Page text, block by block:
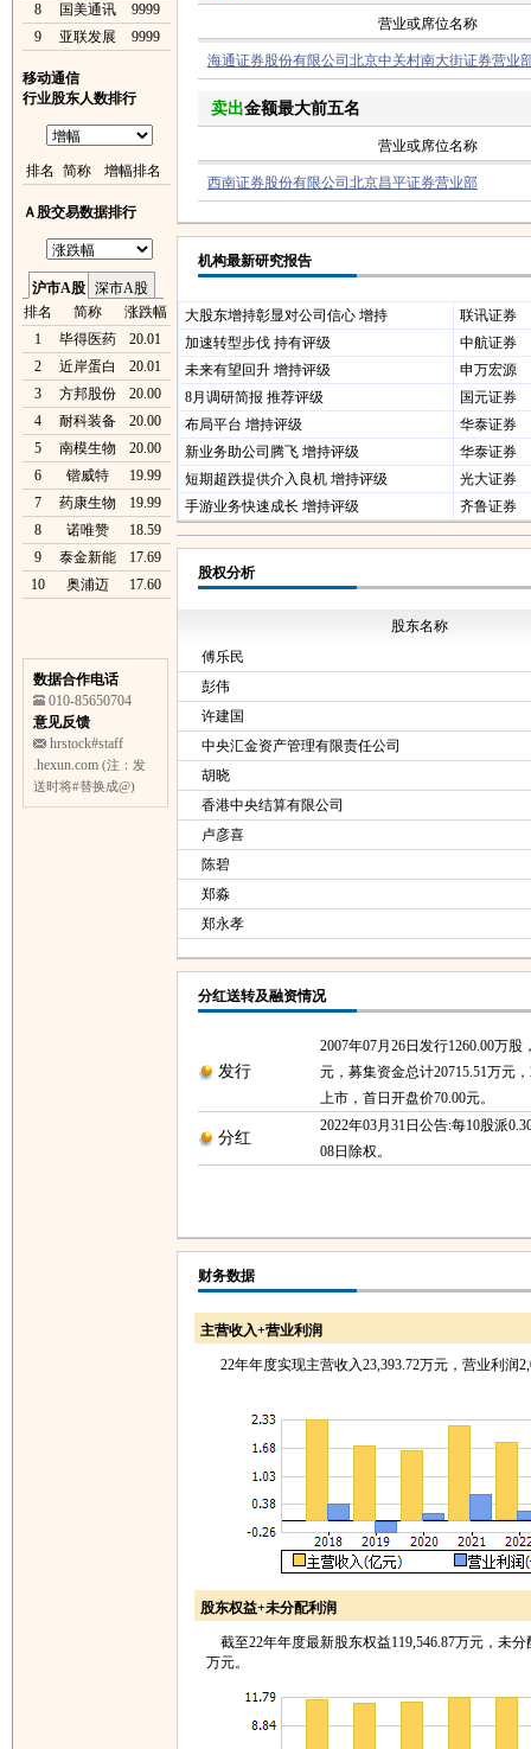
8
国美通讯
9999
9
亚联发展 9999
移动通信
行业股东人数排行
排名 简称 增幅排名
Ａ股交易数据排行
沪市A股 深市A股
排名
简称
涨跌幅
1
毕得医药
20.01
2
近岸蛋白
20.01
3
方邦股份
20.00
4
耐科装备
20.00
5
南模生物
20.00
6
锴威特
19.99
7
药康生物
19.99
8
诺唯赞
18.59
9
泰金新能
17.69
10
奥浦迈 17.60
数据合作电话
010-85650704
意见反馈
hrstock#staff
.hexun.com (注：发
送时将#替换成@)
营业或席位名称
海通证券股份有限公司北京中关村南大街证券营业
卖出金额最大前五名
营业或席位名称
西南证券股份有限公司北京昌平证券营业部
机构最新研究报告
大股东增持彰显对公司信心 增持
联讯证券
加速转型步伐 持有评级
中航证券
未来有望回升 增持评级
申万宏源
8月调研简报 推荐评级
国元证券
布局平台 增持评级
华泰证券
新业务助公司腾飞 增持评级
华泰证券
短期超跌提供介入良机 增持评级
光大证券
手游业务快速成长 增持评级
齐鲁证券
股权分析
股东名称
傅乐民
彭伟
许建国
中央汇金资产管理有限责任公司
胡晓
香港中央结算有限公司
卢彦喜
陈碧
郑淼
郑永孝
分红送转及融资情况
发行
2007年07月26日发行1260.00万股
元，募集资金总计20715.51万元
上市，首日开盘价70.00元。
分红
2022年03月31日公告:每10股派
08日除权。
财务数据
主营收入+营业利润
22年年度实现主营收入23,393.72万元，营业利润
股东权益+未分配利润
截至22年年度最新股东权益119,546.87万元，未分
万元。